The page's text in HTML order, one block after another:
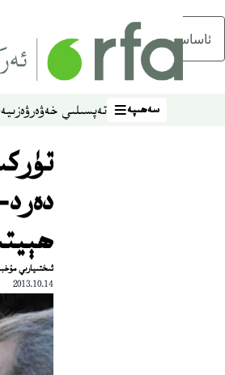
ئاساسلىق مەزمۇنغا ئاتلاڭ
سەھىپە
سەھىپە تەپسىلىي خەۋەر
ئىختىيارىي
2013.10.14